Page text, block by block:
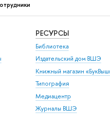
РЕСУРСЫ
Библиотека
Издательский дом ВШЭ
Книжный магазин
Типография
Медиацентр
Журналы ВШЭ